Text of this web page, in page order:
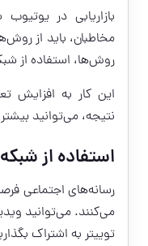
بازاریابی در
مخاطبان، باید از
روش‌ها، استفاده از
این کار به افزایش
نتیجه، می‌توانید
استفاده از
رسانه‌های اجتماعی
می‌کنند. می‌توانید
توییتر به اشتراک